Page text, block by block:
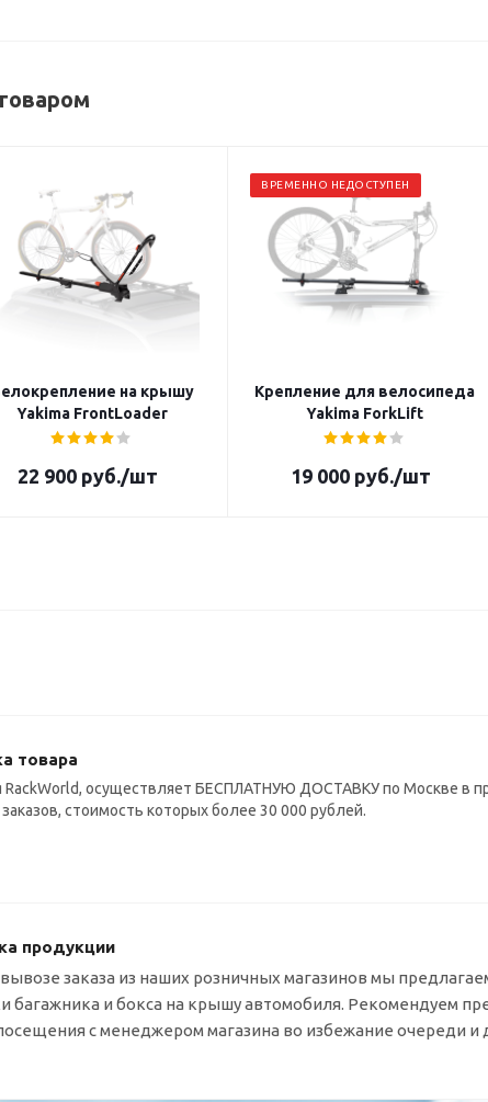
на крышу
Yakima FrontLoader
22 900 руб./шт
ВРЕМЕННО НЕДОСТУПЕН
Крепление для велосипеда
Yakima ForkLift
19 000 руб./шт
товара
RackWorld, осуществляет БЕСПЛАТНУЮ ДОСТАВКУ по Москве в
стоимость которых более 30 000 рублей.
продукции
заказа из наших розничных магазинов мы
багажника и бокса на крышу автомобиля. Рекомендуем
с менеджером магазина во избежание очереди и